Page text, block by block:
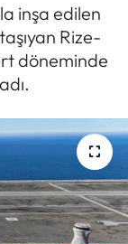
inşa edilen
Rize-
döneminde